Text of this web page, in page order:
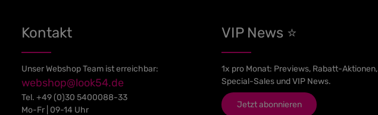
Kontakt
Unser Webshop Team ist erreichbar:
webshop@look54.de
Tel. +49 (0)30 5400088-33
Mo-Fr | 09-14 Uhr
VIP News ⭐
1x pro Monat: Previews, Rabatt-Aktionen,
Special-Sales und VIP News.
Jetzt abonnieren